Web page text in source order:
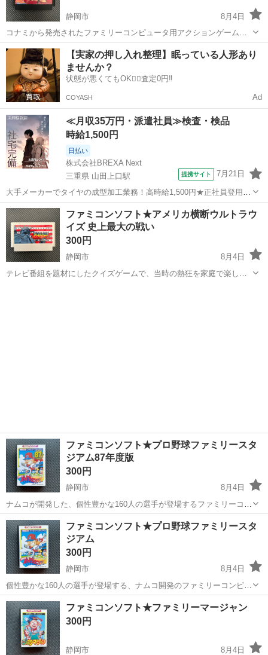
静岡市
8月4日
コナミから発売されたファミリーコンピュータ用アクションゲーム
で、多彩な敵キャラクターと対峙するカンフーアクションが楽しめる
名作です。 - メーカー: コナミ - タイトル: イー・アル・カンフー - 対
応機種: ファミリー...
静岡 静岡市 テレビゲーム コナミ
【実家の押し入れ整理】眠っている人形あり
ませんか？
状態が悪くてもOK🙆‍♀️査定0円‼️
COYASH Ad
≪月収35万円・派遣社員≫検査・検品
時給1,500円
日払い
株式会社BREXA Next
三重県 山田上口駅
提携サイト 7月21日
大手メーカーでタイヤの成型加工業務！高時給1,500円★正社員登用制
度あり！ワンルーム寮完備！マイカー通勤OK！無料駐車場あり！《三
重県伊勢市》 人気の工場のお仕事 ◇タイヤの製造◇ トラック・バ
ス・RV車用を中心とした...
三重 伊勢市 山田上口駅 その他
ファミコンソフト★アメリカ横断ウルトラウ
イズ 史上最大の戦い
300円
静岡市
8月4日
テレビ番組を題材にしたクイズゲームで、当時の熱狂を家庭で楽しめ
ファミコンソフト★プロ野球ファミリースタ
ジアム87年度版
300円
静岡市
8月4日
ナムコが開発した、個性豊かな160人の選手が登場するファミリーコン
ピュータ用野球ゲームです。 - メーカー: ナムコ - タイトル: プロ野球
ファミリースタジアム87年度版 - 対応機種: ファミリーコンピュータ
画像の...
静岡 静岡市 ファミコンソフト
ファミコンソフト★プロ野球ファミリースタ
ジアム
300円
静岡市
8月4日
個性豊かな160人の選手が登場する、ナムコ開発のファミリーコンピュ
ータ用野球ゲームです。 - メーカー: ナムコ - タイトル: プロ野球ファ
ミリースタジアム - 対応機種: ファミリーコンピュータ 画像のものが
全てです...
静岡 静岡市 ファミコンソフト
ファミコンソフト★ファミリーマージャン
300円
静岡市
8月4日